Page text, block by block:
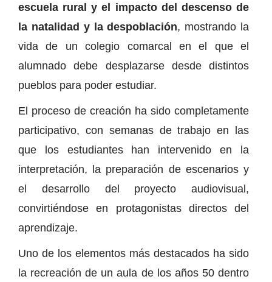
escuela rural y el impacto del descenso de
la natalidad y la despoblación, mostrando la
vida de un colegio comarcal en el que el
alumnado debe desplazarse desde distintos
pueblos para poder estudiar.
El proceso de creación ha sido completamente
participativo, con semanas de trabajo en las
que los estudiantes han intervenido en la
interpretación, la preparación de escenarios y
el desarrollo del proyecto audiovisual,
convirtiéndose en protagonistas directos del
aprendizaje.
Uno de los elementos más destacados ha sido
la recreación de un aula de los años 50 dentro